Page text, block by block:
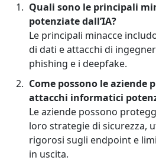
Quali sono le principali
potenziate dall’IA?
Le principali minacce
di dati e attacchi di
phishing e i deepfake.
Come possono le aziende
attacchi informatici
Le aziende possono
loro strategie di sicurezza,
rigorosi sugli endpoint e
in uscita.